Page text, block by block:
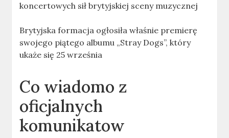
koncertowych sił brytyjskiej sceny muzycznej
Brytyjska formacja ogłosiła właśnie premierę
swojego piątego albumu „Stray Dogs”, który
ukaże się 25 września
Co wiadomo z
oficjalnych
komunikatow